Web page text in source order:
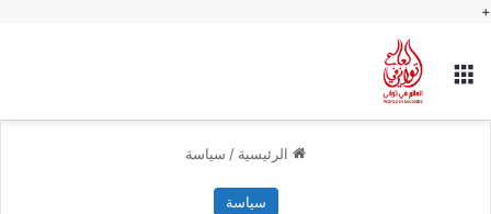
+
القائمة
الرئيسية / سياسة
سياسة